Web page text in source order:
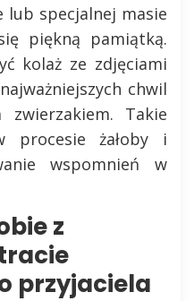
specjalnej masie
piękną pamiątką.
kolaż ze zdjęciami
chwil
zwierzakiem. Takie
procesie żałoby i
wspomnień w
z
przyjaciela